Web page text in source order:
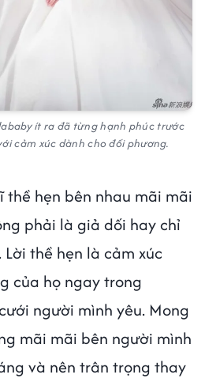
ít ra đã từng hạnh phúc trước
cảm xúc dành cho đối phương.
thề hẹn bên nhau mãi mãi
phải là giả dối hay chỉ
thề hẹn là cảm xúc
của họ ngay trong
người mình yêu. Mong
mãi mãi bên người mình
và nên trân trọng thay